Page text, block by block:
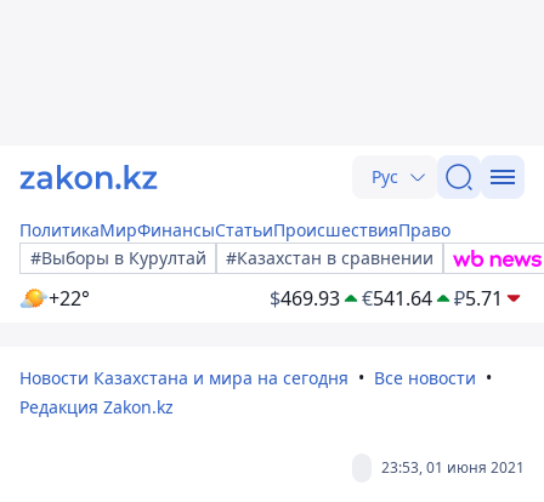
Рус
ПолитикаМирФинансыСтатьиПроисшествияПраво
#Выборы в Курултай
#Казахстан в сравнении
+22° $469.93 €541.64 ₽5.71
Новости Казахстана и мира на сегодня
Все новости
Редакция Zakon.kz
23:53, 01 июня 2021